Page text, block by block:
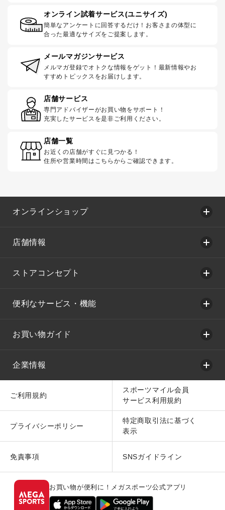
オンライン試着サービス(ユニサイズ)
簡単なアンケートに回答するだけ！お客さまの体型に
合った最適なサイズをご提案します。
メールマガジンサービス
メルマガ登録でオトクな情報をゲット！最新情報やお
すすめトピックスをお届けします。
店舗サービス
専門アドバイザーがお買い物をサポート！
充実したサービスを是非ご利用ください。
店舗一覧
お近くの店舗がすぐに見つかる！
住所や営業時間はこちらからご確認できます。
オンラインショップ
店舗情報
ストアコンセプト
便利なサービス・機能
お買い物ガイド
企業情報
ご利用規約
スポーツマイル会員
サービス利用規約
プライバシーポリシー
特定商取引法に基づく
表示
免責事項 SNSガイドライン
お買い物が便利に！メガスポーツ公式アプリ